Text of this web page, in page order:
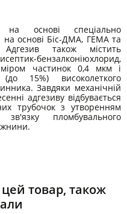
на основі спеціально
на основі Біс-ДМА, ГЕМА та
Адгезив також містить
бензалконіюхлорид,
частинок 0,4 мкм і
(до 15%) високолеткого
Завдяки механічній
адгезиву відбувається
трубочок з утворенням
зв'язку пломбувального
товар, також